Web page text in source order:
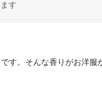
す
す。そんな香りがお洋服